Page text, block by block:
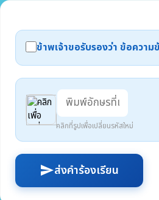
ข้าพเจ้าขอรับรองว่า ข้อควา
คลิกที่รูปเพื่อเปลี่ยนรหัสใหม่
sendส่งคำร้องเรียน